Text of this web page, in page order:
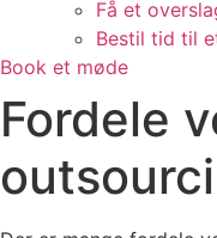
Få et
Bestil tid til
Book et møde
Fordele